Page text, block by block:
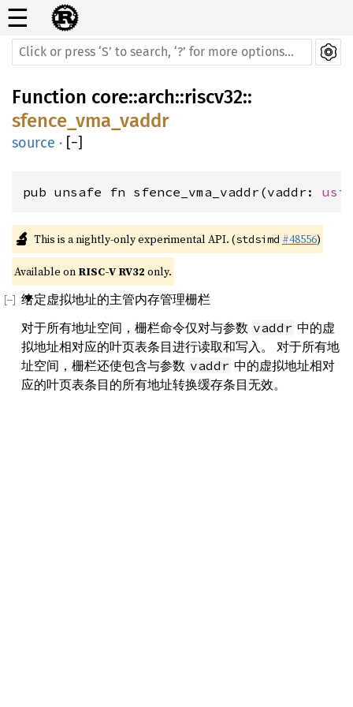
☰
Function core::arch::riscv32::
sfence_vma_vaddr
source · [−]
pub unsafe fn sfence_vma_vaddr(vaddr:
🔬 This is a nightly-only experimental API. (stdsimd #48556)
Available on RISC-V RV32 only.
给定虚拟地址的主管内存管理栅栏
对于所有地址空间，栅栏命令仅对与参数 vaddr 中的虚
拟地址相对应的叶页表条目进行读取和写入。 对于所有地
址空间，栅栏还使包含与参数 vaddr 中的虚拟地址相对
应的叶页表条目的所有地址转换缓存条目无效。